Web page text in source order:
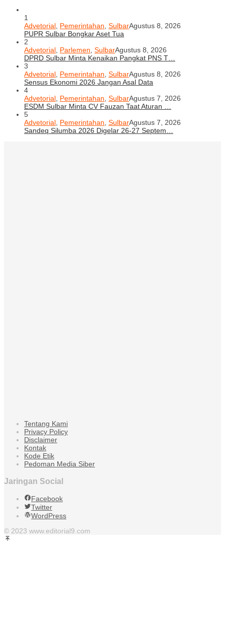
1
Advetorial, Pemerintahan, SulbarAgustus 8, 2026
PUPR Sulbar Bongkar Aset Tua
2
Advetorial, Parlemen, SulbarAgustus 8, 2026
DPRD Sulbar Minta Kenaikan Pangkat PNS T…
3
Advetorial, Pemerintahan, SulbarAgustus 8, 2026
Sensus Ekonomi 2026 Jangan Asal Data
4
Advetorial, Pemerintahan, SulbarAgustus 7, 2026
ESDM Sulbar Minta CV Fauzan Taat Aturan …
5
Advetorial, Pemerintahan, SulbarAgustus 7, 2026
Sandeq Silumba 2026 Digelar 26-27 Septem…
Tentang Kami
Privacy Policy
Disclaimer
Kontak
Kode Etik
Pedoman Media Siber
Jaringan Social
Facebook
Twitter
WordPress
© 2023 www.editorial9.com